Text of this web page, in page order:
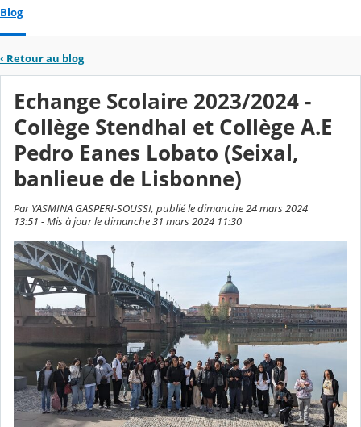
Blog
‹ Retour au blog
Echange Scolaire 2023/2024 -
Collège Stendhal et Collège A.E
Pedro Eanes Lobato (Seixal,
banlieue de Lisbonne)
Par YASMINA GASPERI-SOUSSI, publié le dimanche 24 mars 2024
13:51 - Mis à jour le dimanche 31 mars 2024 11:30